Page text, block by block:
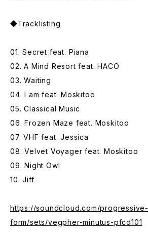
◆Tracklisting
01. Secret feat. Piana
02. A Mind Resort feat. HACO
03. Waiting
04. I am feat. Moskitoo
05. Classical Music
06. Frozen Maze feat. Moskitoo
07. VHF feat. Jessica
08. Velvet Voyager feat. Moskitoo
09. Night Owl
10. Jiff
https://soundcloud.com/progressive-
form/sets/vegpher-minutus-pfcd101